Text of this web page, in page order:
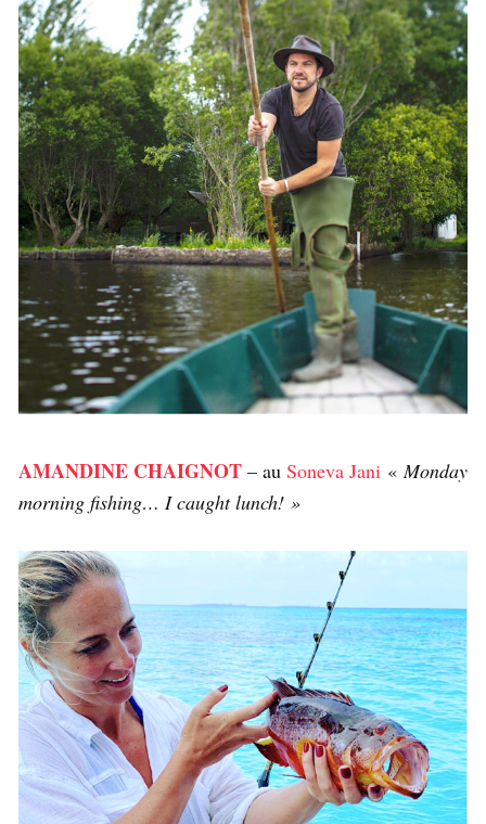
AMANDINE CHAIGNOT – au Soneva Jani « Monday
morning fishing… I caught lunch! »